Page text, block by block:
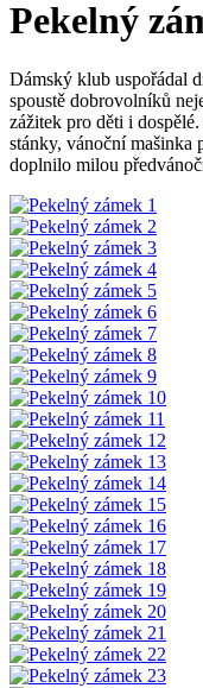
Pekelný
Dámský klub uspořádal
spoustě dobrovolníků
zážitek pro děti i
stánky, vánoční mašinka
doplnilo milou